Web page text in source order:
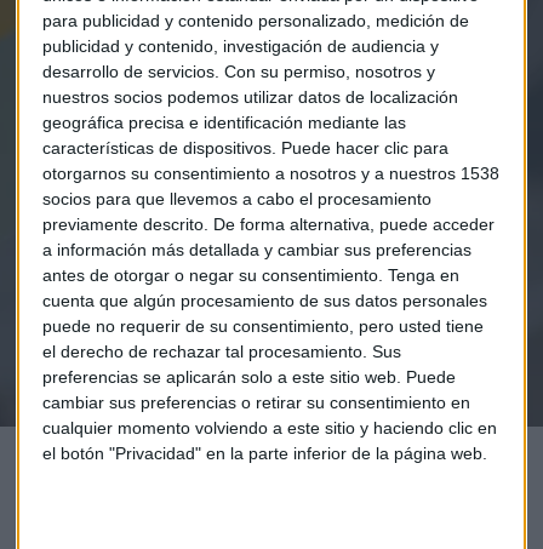
para publicidad y contenido personalizado, medición de
publicidad y contenido, investigación de audiencia y
desarrollo de servicios. Con su permiso, nosotros y
nuestros socios podemos utilizar datos de localización
geográfica precisa e identificación mediante las
características de dispositivos. Puede hacer clic para
otorgarnos su consentimiento a nosotros y a nuestros 1538
socios para que llevemos a cabo el procesamiento
previamente descrito. De forma alternativa, puede acceder
a información más detallada y cambiar sus preferencias
antes de otorgar o negar su consentimiento. Tenga en
cuenta que algún procesamiento de sus datos personales
puede no requerir de su consentimiento, pero usted tiene
el derecho de rechazar tal procesamiento. Sus
preferencias se aplicarán solo a este sitio web. Puede
cambiar sus preferencias o retirar su consentimiento en
cualquier momento volviendo a este sitio y haciendo clic en
el botón "Privacidad" en la parte inferior de la página web.
Elige los boletines a los que suscribirte*
Apertura
La Magia de la Publicidad
Claves ESG
Acepto la política de privacidad. *
¡Suscribirme!